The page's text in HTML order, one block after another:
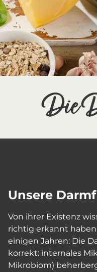
Die
Unsere
Von ihrer Existenz
richtig erkannt
einigen Jahren: Die
korrekt: internales
Mikrobiom)